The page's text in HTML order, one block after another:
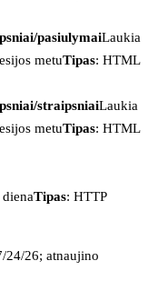
pasiulymaiLaukia
metuTipas: HTML
straipsniaiLaukia
metuTipas: HTML
dienaTipas: HTTP
24/26; atnaujino